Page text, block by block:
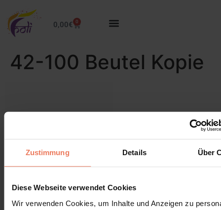
Zustimmung Details Über
Diese Webseite verwendet Cookies
Wir verwenden Cookies, um Inhalte und Anzeigen zu
0,00€ 0
42-100 Beutel Kopie